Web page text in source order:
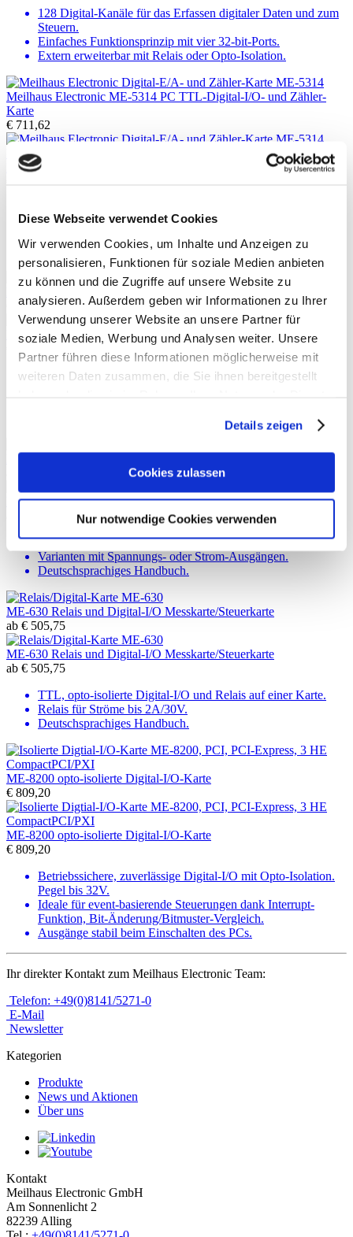
Diese Webseite verwendet Cookies
Wir verwenden Cookies, um Inhalte und Anzeigen zu
personalisieren, Funktionen für soziale Medien anbieten
zu können und die Zugriffe auf unsere Website zu
analysieren. Außerdem geben wir Informationen zu Ihrer
Verwendung unserer Website an unsere Partner für
soziale Medien, Werbung und Analysen weiter. Unsere
Partner führen diese Informationen möglicherweise mit
weiteren Daten zusammen, die Sie ihnen bereitgestellt
Details zeigen
Cookies zulassen
Nur notwendige Cookies verwenden
128 Digital-Kanäle für das Erfassen digitaler Daten und zum
Steuern.
Einfaches Funktionsprinzip mit vier 32-bit-Ports.
Extern erweiterbar mit Relais oder Opto-Isolation.
Meilhaus Electronic ME-5314 PC TTL-Digital-I/O- und Zähler-
Karte
€ 711,62
Meilhaus Electronic ME-5314 PC TTL-Digital-I/O- und Zähler-
Karte
und zum Steuern.
3, 6 oder 15 Zähler (16bit).
Erweiterbar mit Relais oder Opto-Isolation.
ME-96 Digital-PC-Karte, 8 Opto-Eingänge, 8 Opto-Ausgänge
470,05
ME-96 Digital-PC-Karte, 8 Opto-Eingänge, 8 Opto-Ausgänge
Vielfach bewährt und zuverlässig.
Bequem anschließen mit optionalem Zubehör.
ME-1600 Analog-Ausgangskarte
ME-1600 Analog-Ausgangskarte
4, 8 oder 16 Analog-Ausgänge.
Varianten mit Spannungs- oder Strom-Ausgängen.
Deutschsprachiges Handbuch.
ME-630 Relais und Digital-I/O Messkarte/Steuerkarte
ab € 505,75
ME-630 Relais und Digital-I/O Messkarte/Steuerkarte
ab € 505,75
TTL, opto-isolierte Digital-I/O und Relais auf einer Karte.
Relais für Ströme bis 2A/30V.
Deutschsprachiges Handbuch.
ME-8200 opto-isolierte Digital-I/O-Karte
€ 809,20
ME-8200 opto-isolierte Digital-I/O-Karte
€ 809,20
Betriebssichere, zuverlässige Digital-I/O mit Opto-Isolation.
Pegel bis 32V.
Ideale für event-basierende Steuerungen dank Interrupt-
Funktion, Bit-Änderung/Bitmuster-Vergleich.
Ausgänge stabil beim Einschalten des PCs.
Ihr direkter Kontakt zum Meilhaus Electronic Team:
Telefon: +49(0)8141/5271-0
E-Mail
Newsletter
Kategorien
Produkte
News und Aktionen
Über uns
Kontakt
Meilhaus Electronic GmbH
Am Sonnenlicht 2
82239 Alling